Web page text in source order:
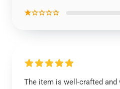
★☆☆☆☆
The item is well-crafted